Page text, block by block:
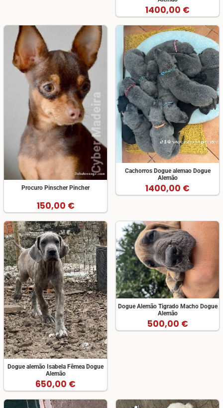
1400,00 €
Procuro Pinscher Pincher
150,00 €
Cachorros Dogue alemao Dogue
Alemão
1400,00 €
Dogue alemão Isabela Fêmea Dogue
Alemão
650,00 €
Dogue Alemão Tigrado Macho Dogue
Alemão
500,00 €